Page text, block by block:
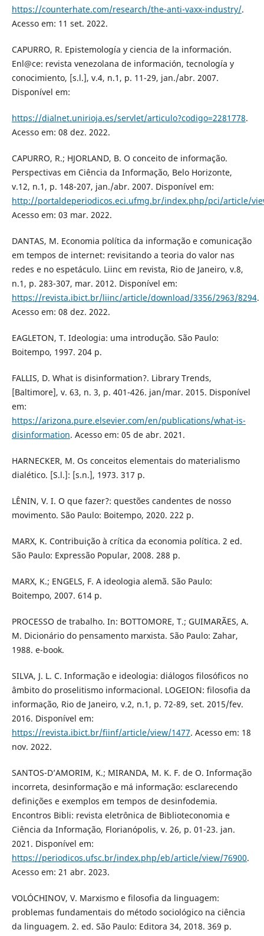
https://counterhate.com/research/the-anti-vaxx-industry/.
Acesso em: 11 set. 2022.
CAPURRO, R. Epistemología y ciencia de la información.
Enl@ce: revista venezolana de información, tecnología y
conocimiento, [s.l.], v.4, n.1, p. 11-29, jan./abr. 2007.
Disponível em:
https://dialnet.unirioja.es/servlet/articulo?codigo=2281778.
Acesso em: 08 dez. 2022.
CAPURRO, R.; HJORLAND, B. O conceito de informação.
Perspectivas em Ciência da Informação, Belo Horizonte,
v.12, n.1, p. 148-207, jan./abr. 2007. Disponível em:
http://portaldeperiodicos.eci.ufmg.br/index.php/pci/article/
Acesso em: 03 mar. 2022.
DANTAS, M. Economia política da informação e comunicação
em tempos de internet: revisitando a teoria do valor nas
redes e no espetáculo. Liinc em revista, Rio de Janeiro, v.8,
n.1, p. 283-307, mar. 2012. Disponível em:
https://revista.ibict.br/liinc/article/download/3356/2963/8294.
Acesso em: 08 dez. 2022.
EAGLETON, T. Ideologia: uma introdução. São Paulo:
Boitempo, 1997. 204 p.
FALLIS, D. What is disinformation?. Library Trends,
[Baltimore], v. 63, n. 3, p. 401-426. jan/mar. 2015. Disponível
em:
https://arizona.pure.elsevier.com/en/publications/what-is-
disinformation. Acesso em: 05 de abr. 2021.
HARNECKER, M. Os conceitos elementais do materialismo
dialético. [S.l.]: [s.n.], 1973. 317 p.
LÊNIN, V. I. O que fazer?: questões candentes de nosso
movimento. São Paulo: Boitempo, 2020. 222 p.
MARX, K. Contribuição à crítica da economia política. 2 ed.
São Paulo: Expressão Popular, 2008. 288 p.
MARX, K.; ENGELS, F. A ideologia alemã. São Paulo:
Boitempo, 2007. 614 p.
PROCESSO de trabalho. In: BOTTOMORE, T.; GUIMARÃES, A.
M. Dicionário do pensamento marxista. São Paulo: Zahar,
1988. e-book.
SILVA, J. L. C. Informação e ideologia: diálogos filosóficos no
âmbito do proselitismo informacional. LOGEION: filosofia da
informação, Rio de Janeiro, v.2, n.1, p. 72-89, set. 2015/fev.
2016. Disponível em:
https://revista.ibict.br/fiinf/article/view/1477. Acesso em: 18
nov. 2022.
SANTOS-D’AMORIM, K.; MIRANDA, M. K. F. de O. Informação
incorreta, desinformação e má informação: esclarecendo
definições e exemplos em tempos de desinfodemia.
Encontros Bibli: revista eletrônica de Biblioteconomia e
Ciência da Informação, Florianópolis, v. 26, p. 01-23. jan.
2021. Disponível em:
https://periodicos.ufsc.br/index.php/eb/article/view/76900.
Acesso em: 21 abr. 2023.
VOLÓCHINOV, V. Marxismo e filosofia da linguagem:
problemas fundamentais do método sociológico na ciência
da linguagem. 2. ed. São Paulo: Editora 34, 2018. 369 p.